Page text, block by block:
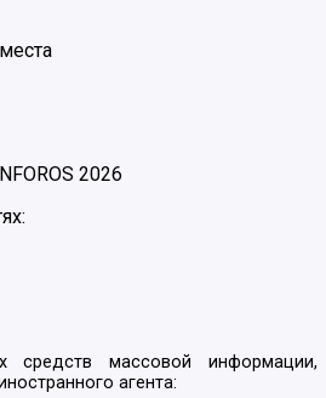
2026
средств массовой информации,
агента: